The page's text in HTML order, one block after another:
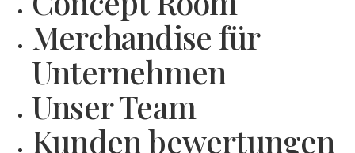
Merchandise für
Unternehmen
Unser Team
Kunden bewertungen